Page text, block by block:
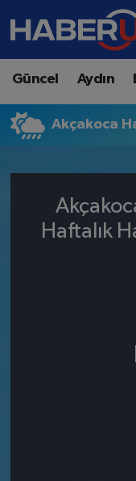
Güncel Aydın
Akçakoca
Haftalık
Aydın
Aydın Hava
Süper Lig